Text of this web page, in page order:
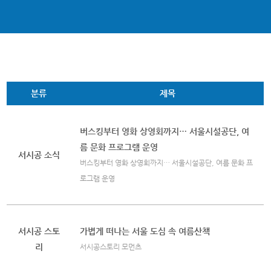
분류 제목
서시공 소식
버스킹부터 영화 상영회까지… 서울시설공단, 여
름 문화 프로그램 운영
버스킹부터 영화 상영회까지… 서울시설공단, 여름 문화 프
로그램 운영
서시공 스토
리
가볍게 떠나는 서울 도심 속 여름산책
서시공스토리 모먼츠